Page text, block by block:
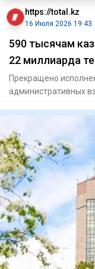
https://total.kz
16 Июля 2026 19:43
590 тысячам
22 миллиарда
Прекращено
административных